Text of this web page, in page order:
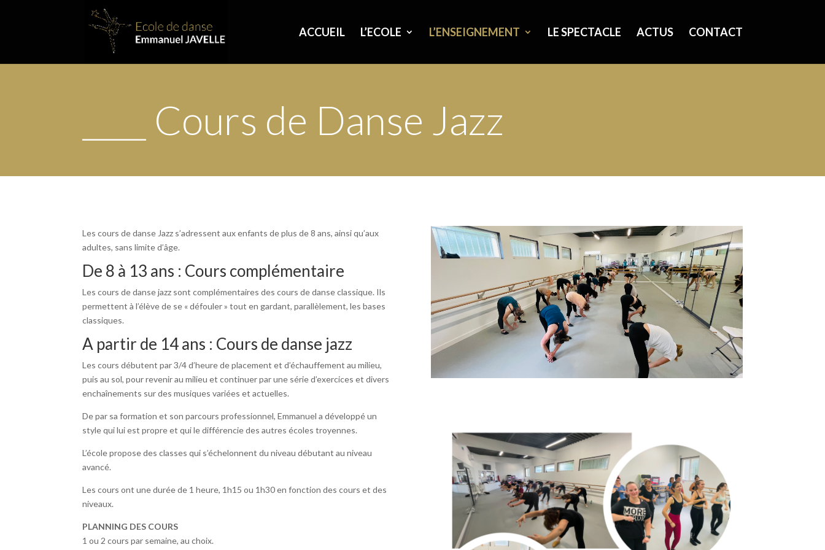
ACCUEIL L’ECOLE L’ENSEIGNEMENT LE SPECTACLE ACTUS CONTACT
____ Cours de Danse Jazz
Les cours de danse Jazz s’adressent aux enfants de plus de 8 ans, ainsi qu’aux
adultes, sans limite d’âge.
De 8 à 13 ans : Cours complémentaire
Les cours de danse jazz sont complémentaires des cours de danse classique. Ils
permettent à l’élève de se « défouler » tout en gardant, parallèlement, les bases
classiques.
A partir de 14 ans : Cours de danse jazz
Les cours débutent par 3/4 d’heure de placement et d’échauffement au milieu,
puis au sol, pour revenir au milieu et continuer par une série d’exercices et divers
enchaînements sur des musiques variées et actuelles.
De par sa formation et son parcours professionnel, Emmanuel a développé un
style qui lui est propre et qui le différencie des autres écoles troyennes.
L’école propose des classes qui s’échelonnent du niveau débutant au niveau
avancé.
Les cours ont une durée de 1 heure, 1h15 ou 1h30 en fonction des cours et des
niveaux.
PLANNING DES COURS
1 ou 2 cours par semaine, au choix.